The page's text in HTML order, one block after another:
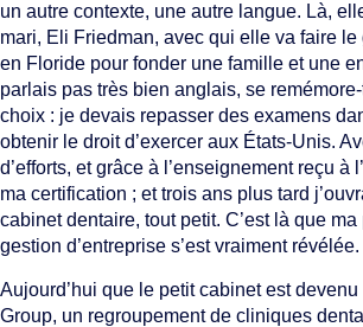
un autre contexte, une autre langue. Là,
mari, Eli Friedman, avec qui elle va faire le
en Floride pour fonder une famille et une
parlais pas très bien anglais, se
choix : je devais repasser des examens
obtenir le droit d’exercer aux États-Unis.
d’efforts, et grâce à l’enseignement reçu à
ma certification ; et trois ans plus tard
cabinet dentaire, tout petit. C’est là que
gestion d’entreprise s’est vraiment révélée.
Aujourd’hui que le petit cabinet est devenu
Group, un regroupement de cliniques